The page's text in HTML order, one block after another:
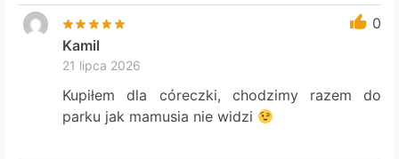
0
Kamil
21 lipca 2026
Kupiłem dla córeczki, chodzimy razem do
parku jak mamusia nie widzi